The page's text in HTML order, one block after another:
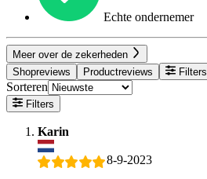
Echte ondernemer
Meer over de zekerheden
Shopreviews
Productreviews Filters
Sorteren
Filters
Karin
8-9-2023